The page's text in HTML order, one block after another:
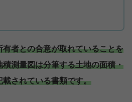
者との合意が取れていることを
測量図は分筆する土地の面積・
されている書類です。